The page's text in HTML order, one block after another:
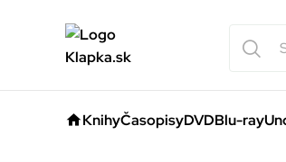
KnihyČasopisyDVDBlu-ray